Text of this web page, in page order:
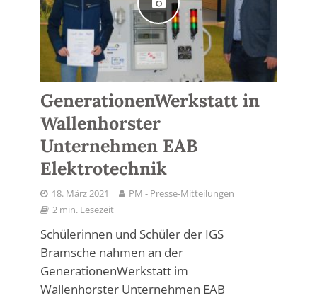
GenerationenWerkstatt in
Wallenhorster
Unternehmen EAB
Elektrotechnik
18. März 2021
PM - Presse-Mitteilungen
2 min. Lesezeit
Schülerinnen und Schüler der IGS
Bramsche nahmen an der
GenerationenWerkstatt im
Wallenhorster Unternehmen EAB